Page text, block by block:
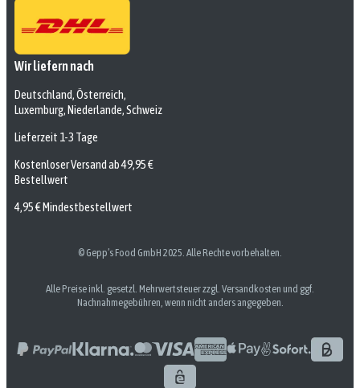
Wir liefern nach
Deutschland, Österreich,
Luxemburg, Niederlande, Schweiz
Lieferzeit 1-3 Tage
Kostenloser Versand ab 49,95 €
Bestellwert
4,95 € Mindestbestellwert
© Gepp’s Food GmbH 2025. Alle Rechte vorbehalten.
Alle Preise inkl. gesetzl. Mehrwertsteuer zzgl. Versandkosten und ggf.
Nachnahmegebühren, wenn nicht anders angegeben.